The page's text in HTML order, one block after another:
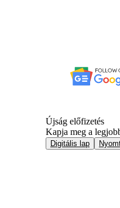
Újság előfizetés
Kapja meg a
Digitális lap